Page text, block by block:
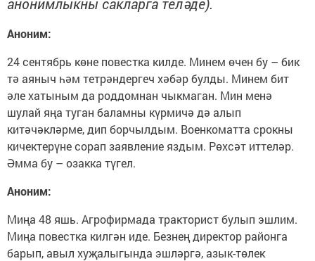
Аноним:
24 сентябрь көне повестка килде. Минем өчен бу – бик
тә аяныч һәм тетрәндергеч хәбәр булды. Минем бит
әле хатыным да роддомнан чыкмаган. Мин менә
шулай яңа туган баламны күрмичә дә алып
китәчәкләрме, дип борчылдым. Военкоматта срокны
кичектерүне сорап заявление яздым. Рөхсәт иттеләр.
Әмма бу – озакка түгел.
Аноним:
Миңа 48 яшь. Агрофирмада тракторист булып эшлим.
Миңа повестка килгән иде. Безнең директор районга
барып, авыл хуҗалыгында эшләргә, азык-төлек